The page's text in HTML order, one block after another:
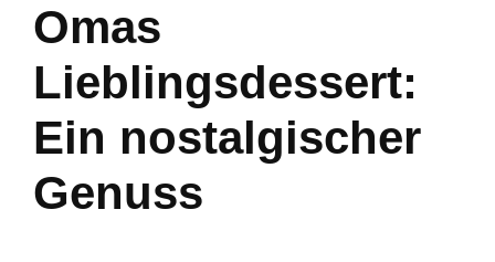
Omas
Lieblingsdessert:
Ein nostalgischer
Genuss